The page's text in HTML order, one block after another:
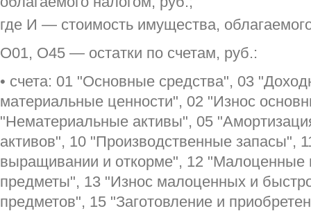
где И — стоимость имущества,
О01, О45 — остатки по счетам, руб.:
• счета: 01 "Основные средства", 03
материальные ценности", 02 "Износ
"Нематериальные активы", 05
активов", 10 "Производственные запасы",
выращивании и откорме", 12
предметы", 13 "Износ малоценных и
предметов", 15 "Заготовление и